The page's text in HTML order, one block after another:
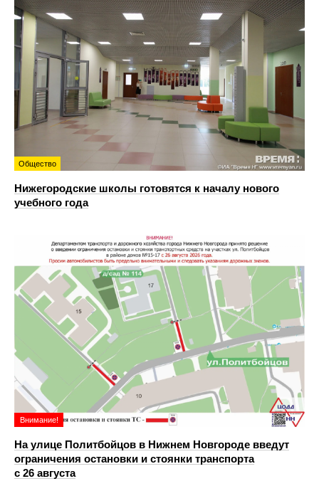
Общество
Нижегородские школы готовятся к началу нового
учебного года
Внимание!
На улице Политбойцов в Нижнем Новгороде введут
ограничения остановки и стоянки транспорта
с 26 августа